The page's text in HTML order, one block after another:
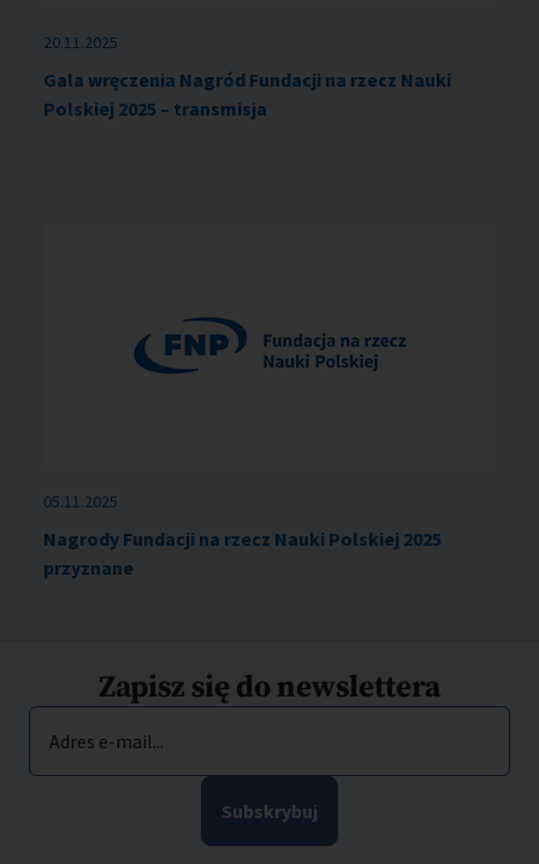
20.11.2025
Gala wręczenia Nagród Fundacji na rzecz Nauki
Polskiej 2025 – transmisja
05.11.2025
Nagrody Fundacji na rzecz Nauki Polskiej 2025
przyznane
Zapisz się do newslettera
Adres e-mail...
Subskrybuj